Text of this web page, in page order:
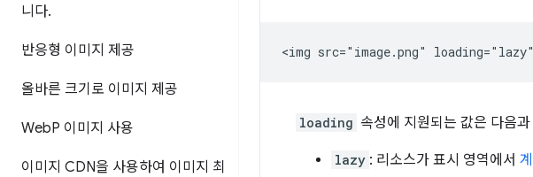
니다.
반응형 이미지 제공
올바른 크기로 이미지 제공
WebP 이미지 사용
이미지 CDN을 사용하여 이미지 최
loading 속성에 지원되는 값은 다음
lazy : 리소스가 표시 영역에서